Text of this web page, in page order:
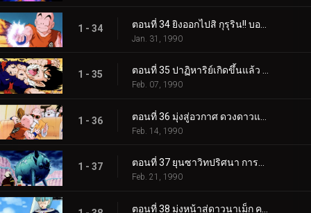
1 - 34
Jan. 31, 1990
1 - 35 ตอนที่ 35 ปาฏิหาริย์เกิดขึ้นแล้ว ซุนโกฮัง ซุปเปอร์ไซย่า
Feb. 07, 1990
1 - 36
Feb. 14, 1990
1 - 37 ตอนที่ 37 ยุนซาวิทปริศนา การตามหายานอวกาศของพระเจ้า
Feb. 21, 1990